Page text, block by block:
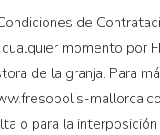
de
momento por
de la granja. Para
o para la